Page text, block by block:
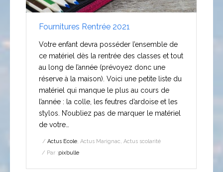
Fournitures Rentrée 2021
Votre enfant devra posséder l’ensemble de
ce matériel dès la rentrée des classes et tout
au long de l’année (prévoyez donc une
réserve à la maison). Voici une petite liste du
matériel qui manque le plus au cours de
l’année : la colle, les feutres d’ardoise et les
stylos. N’oubliez pas de marquer le matériel
de votre…
Actus Ecole, Actus Marignac, Actus scolarité
Par :pixbulle